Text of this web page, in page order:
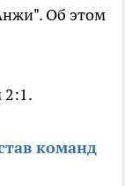
Об этом
2:1.
команд